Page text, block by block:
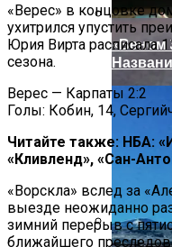
«Веном
«Верес» в концовке
ухитрился упустить
Юрия Вирта расписала
сезона.
Верес — Карпаты 2:2
Голы: Кобин, 14,
Читайте также: НБА:
«Кливленд», «Сан-
«Ворскла» вслед за
выезде неожиданно
зимний перерыв с
ближайшего